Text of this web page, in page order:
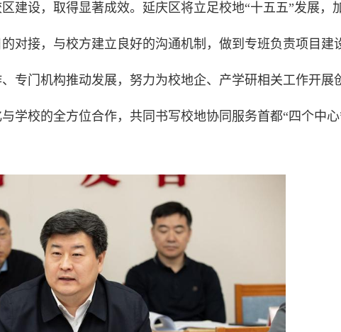
建设，取得显著成效。延庆区将立足校地“十五五”发展，
对接，与校方建立良好的沟通机制，做到专班负责项目建
专门机构推动发展，努力为校地企、产学研相关工作开展
学校的全方位合作，共同书写校地协同服务首都“四个中心